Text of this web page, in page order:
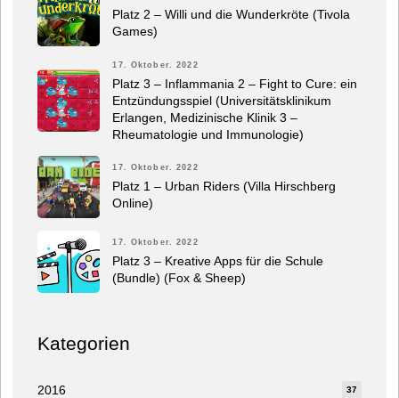
Platz 2 – Willi und die Wunderkröte (Tivola
Games)
17. Oktober. 2022
Platz 3 – Inflammania 2 – Fight to Cure: ein
Entzündungsspiel (Universitätsklinikum
Erlangen, Medizinische Klinik 3 –
Rheumatologie und Immunologie)
17. Oktober. 2022
Platz 1 – Urban Riders (Villa Hirschberg
Online)
17. Oktober. 2022
Platz 3 – Kreative Apps für die Schule
(Bundle) (Fox & Sheep)
Kategorien
2016 37